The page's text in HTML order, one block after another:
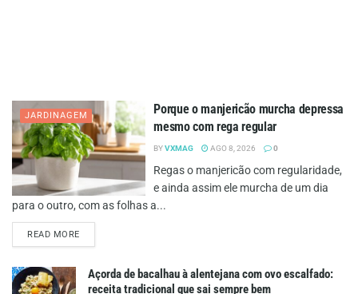
JARDINAGEM
Porque o manjericão murcha depressa
mesmo com rega regular
BYVXMAG AGO 8, 2026 0
Regas o manjericão com regularidade,
e ainda assim ele murcha de um dia
para o outro, com as folhas a...
READ MOREDETAILS
Açorda de bacalhau à alentejana com ovo escalfado:
receita tradicional que sai sempre bem